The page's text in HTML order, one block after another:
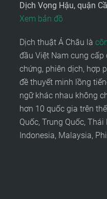
Dịch Vọng Hậu, quận
Xem bản đồ
Dịch thuật Á Châu là
đầu Việt Nam cung
chứng, phiên dịch, hợp
đề thuyết minh lồng
ngữ khác nhau không
hơn 10 quốc gia trên
Quốc, Trung Quốc,
Indonesia, Malaysia,